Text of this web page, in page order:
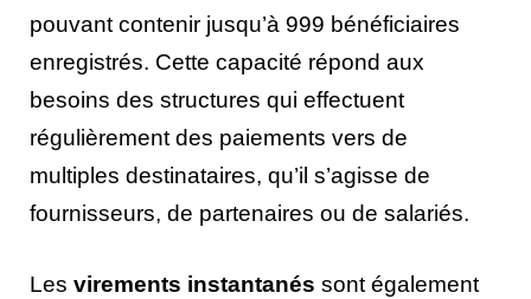
pouvant contenir jusqu’à 999 bénéficiaires
enregistrés. Cette capacité répond aux
besoins des structures qui effectuent
régulièrement des paiements vers de
multiples destinataires, qu’il s’agisse de
fournisseurs, de partenaires ou de salariés.
Les virements instantanés sont également